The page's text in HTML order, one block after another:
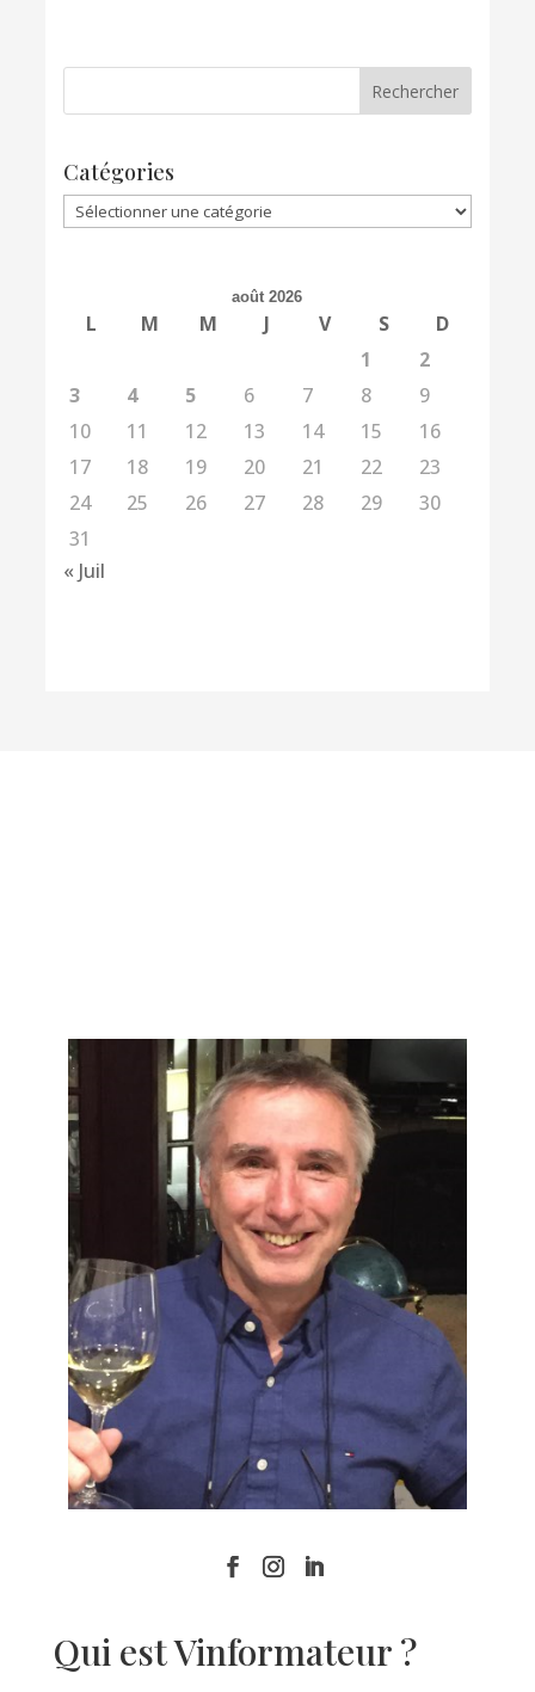
Catégories
Catégories
août 2026
L M M J V S
D
1
2
3
4 5 6 7 8
9
10
11 12 13 14 15
16
17
18 19 20 21 22
23
24
25 26 27 28 29
30
31
« Juil
Qui est Vinformateur ?